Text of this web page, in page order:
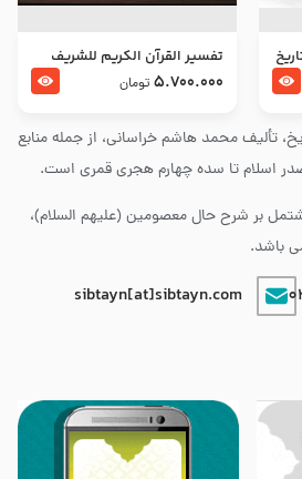
تألیف محمد هاشم خراسانی، از جمله منابع
صدر اسلام تا سده چهارم هجری قمری است.
بر شرح حال معصومین (علیهم السلام)،
باشد.
sibtayn[at]sibtayn.com
تفسير القرآن الكريم للشريف
المرتضي قدس سرّه
5.700.000 تومان